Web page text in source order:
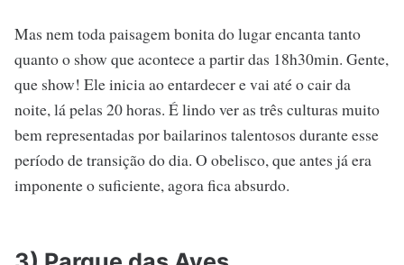
Mas nem toda paisagem bonita do lugar encanta tanto
quanto o show que acontece a partir das 18h30min. Gente,
que show! Ele inicia ao entardecer e vai até o cair da
noite, lá pelas 20 horas. É lindo ver as três culturas muito
bem representadas por bailarinos talentosos durante esse
período de transição do dia. O obelisco, que antes já era
imponente o suficiente, agora fica absurdo.